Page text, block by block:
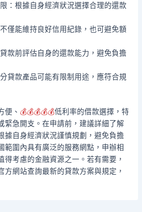
：根據自身經濟狀況選擇合理的還款
僅能維持良好信用紀錄，也可避免額
款前評估自身的還款能力，避免負擔
貸款產品可能有限制用途，應符合規
便、 💰💰💰💰💰低利率的借款選擇，特
緊急開支。在申請前，建議詳細了解
據自身經濟狀況謹慎規劃，避免負擔
範圍內具有廣泛的服務網點，申辦相
得考慮的金融資源之一。若有需要，
方網站查詢最新的貸款方案與規定，